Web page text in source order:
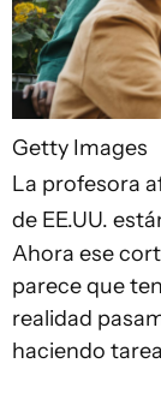
Getty Images
La profesora
de EE.UU.
Ahora ese
parece que
realidad
haciendo